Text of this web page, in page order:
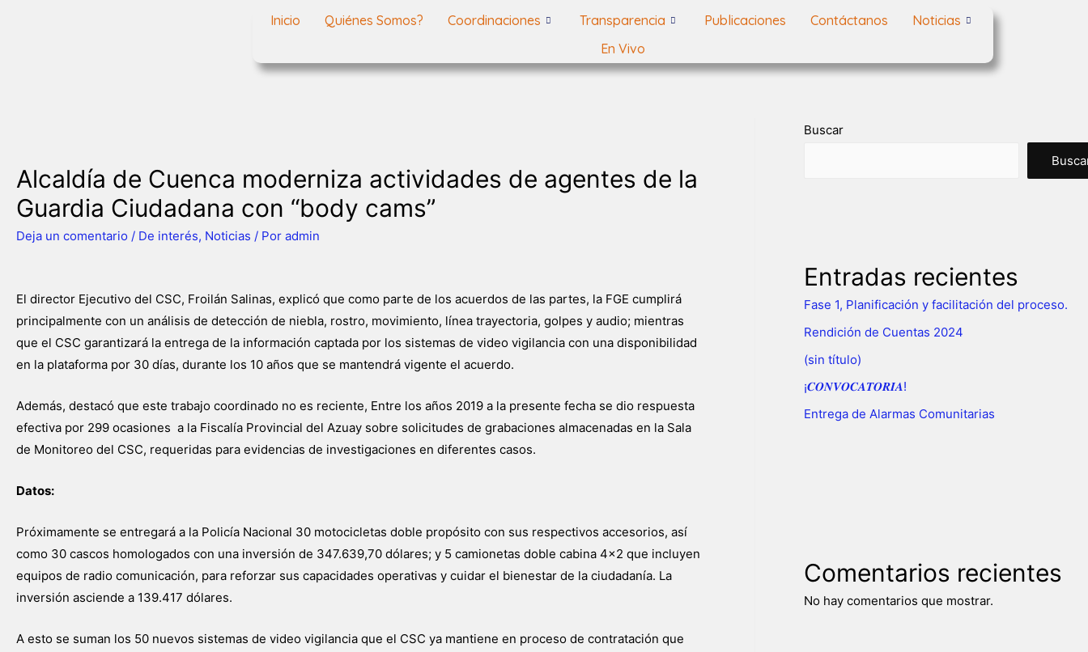
Inicio Quiénes Somos? Coordinaciones Transparencia Publicaciones Contáctanos
Noticias
En Vivo
Alcaldía de Cuenca moderniza actividades de agentes de la
Guardia Ciudadana con “body cams”
Deja un comentario / De interés, Noticias / Por admin
El director Ejecutivo del CSC, Froilán Salinas, explicó que como parte de los acuerdos de las partes, la FGE cumplirá
principalmente con un análisis de detección de niebla, rostro, movimiento, línea trayectoria, golpes y audio; mientras
que el CSC garantizará la entrega de la información captada por los sistemas de video vigilancia con una disponibilidad
en la plataforma por 30 días, durante los 10 años que se mantendrá vigente el acuerdo.
Además, destacó que este trabajo coordinado no es reciente, Entre los años 2019 a la presente fecha se dio respuesta
efectiva por 299 ocasiones a la Fiscalía Provincial del Azuay sobre solicitudes de grabaciones almacenadas en la Sala
de Monitoreo del CSC, requeridas para evidencias de investigaciones en diferentes casos.
Datos:
Próximamente se entregará a la Policía Nacional 30 motocicletas doble propósito con sus respectivos accesorios, así
como 30 cascos homologados con una inversión de 347.639,70 dólares; y 5 camionetas doble cabina 4×2 que incluyen
equipos de radio comunicación, para reforzar sus capacidades operativas y cuidar el bienestar de la ciudadanía. La
inversión asciende a 139.417 dólares.
A esto se suman los 50 nuevos sistemas de video vigilancia que el CSC ya mantiene en proceso de contratación que
Buscar
Entradas recientes
Fase 1, Planificación y facilitación del proceso.
Rendición de Cuentas 2024
(sin título)
¡𝑪𝑶𝑵𝑽𝑶𝑪𝑨𝑻𝑶𝑹𝑰𝑨!
Entrega de Alarmas Comunitarias
Comentarios recientes
No hay comentarios que mostrar.